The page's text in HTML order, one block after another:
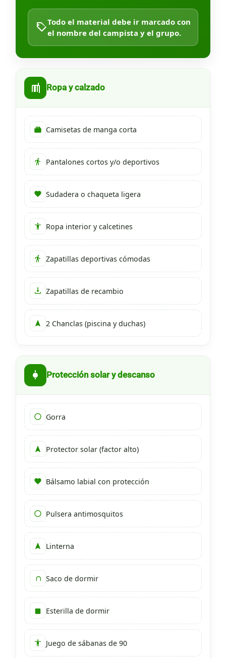
Todo el material debe ir marcado con
el nombre del campista y el grupo.
Ropa y calzado
Camisetas de manga corta
Pantalones cortos y/o deportivos
Sudadera o chaqueta ligera
Ropa interior y calcetines
Zapatillas deportivas cómodas
Zapatillas de recambio
2 Chanclas (piscina y duchas)
Protección solar y descanso
Gorra
Protector solar (factor alto)
Bálsamo labial con protección
Pulsera antimosquitos
Linterna
Saco de dormir
Esterilla de dormir
Juego de sábanas de 90